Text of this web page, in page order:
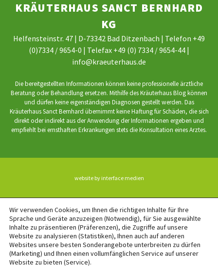
KRÄUTERHAUS SANCT BERNHARD
KG
Helfensteinstr. 47 | D-73342 Bad Ditzenbach | Telefon +49
(0)7334 / 9654-0 | Telefax +49 (0) 7334 / 9654-44 |
info@kraeuterhaus.de
Die bereitgestellten Informationen können keine professionelle ärztliche
Beratung oder Behandlung ersetzen. Mithilfe des Kräuterhaus Blog können
und dürfen keine eigenständigen Diagnosen gestellt werden. Das
Kräuterhaus Sanct Bernhard übernimmt keine Haftung für Schäden, die sich
direkt oder indirekt aus der Anwendung der Informationen ergeben und
empfiehlt bei ernsthaften Erkrankungen stets die Konsultation eines Arztes.
website by interface medien
Wir verwenden Cookies, um Ihnen die richtigen Inhalte für Ihre
Sprache und Geräte anzuzeigen (Notwendig), für Sie ausgewählte
Inhalte zu präsentieren (Präferenzen), die Zugriffe auf unsere
Website zu analysieren (Statistiken), Ihnen auch auf anderen
Websites unsere besten Sonderangebote unterbreiten zu dürfen
(Marketing) und Ihnen einen vollumfänglichen Service auf unserer
Website zu bieten (Service).